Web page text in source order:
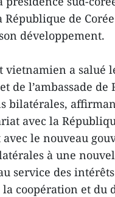
de
développement.
a salué
de l’ambassade
bilatérales,
avec la
le nouveau
à une
service des
coopération et du